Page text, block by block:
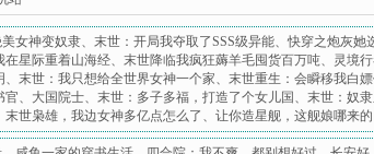
女神变奴隶、 末世：开局我夺取了SSS级异能、快穿之炮灰她
在星际重着山海经、 末世降临我疯狂薅羊毛囤货百万吨、 灵境
、 末世：我只想给全世界女神一个家、 末世重生：会瞬移我白
官、 大国院士、 末世：多子多福，打造了个女儿国 、 末世：奴
末世枭雄，我边女神多亿点怎么了 、 让你造星舰，这舰娘哪来的